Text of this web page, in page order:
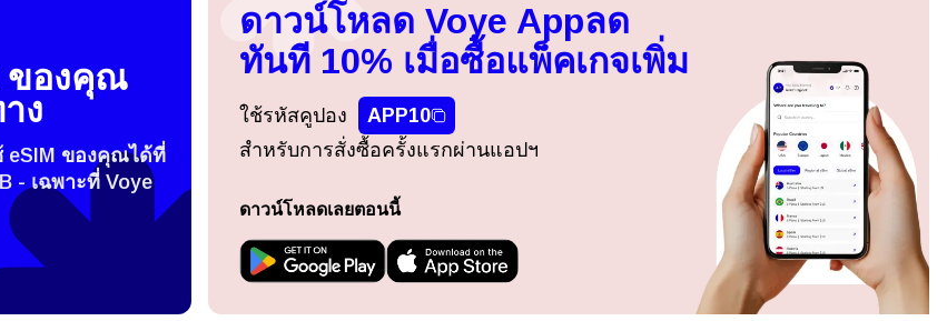
ได้อย่างไร?
ของคุณ ให้เริ่มด้วยการตรวจสอบว่าอุปกรณ์ของคุณรองรับ
หรือไม่ จากนั้นติดต่อเครือข่ายมือถือของคุณเพื่อขอเปิดใช้
ของคุณ
ง
eSIM ของคุณได้ที่
- เฉพาะที่ Voye
ดาวน์โหลด Voye Appลด
ทันที 10% เมื่อซื้อแพ็คเกจเพิ่ม
ใช้รหัสคูปอง
APP10
สำหรับการสั่งซื้อครั้งแรกผ่านแอปฯ
ดาวน์โหลดเลยตอนนี้
เข้าสู่ระบบหรือสมัครสมาชิก
ำเนินการต่อยังบัญชีของคุณหรือสร้างบัญชีใหม่ในไม่กี่วินาที